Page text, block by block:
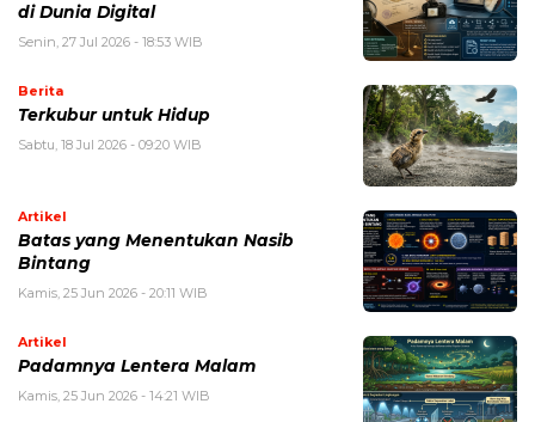
di Dunia Digital
Senin, 27 Jul 2026 - 18:53 WIB
Berita
Terkubur untuk Hidup
Sabtu, 18 Jul 2026 - 09:20 WIB
Artikel
Batas yang Menentukan Nasib
Bintang
Kamis, 25 Jun 2026 - 20:11 WIB
Artikel
Padamnya Lentera Malam
Kamis, 25 Jun 2026 - 14:21 WIB